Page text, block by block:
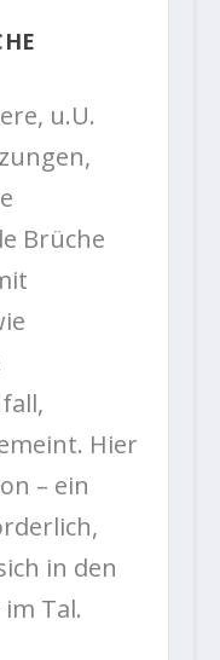
u.U.
Brüche
Hier
– ein
in den
Tal.